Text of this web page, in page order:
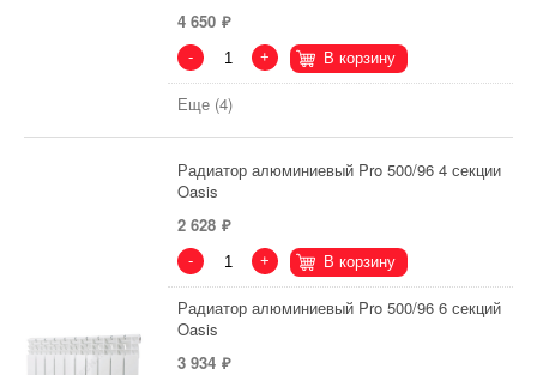
4 650
- + В корзину
Еще (4)
Радиатор алюминиевый Pro 500/96 4 секции
Oasis
2 628
- + В корзину
Радиатор алюминиевый Pro 500/96 6 секций
Oasis
3 934